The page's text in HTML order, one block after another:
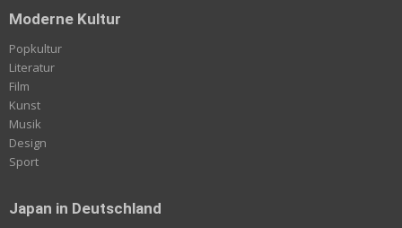
Moderne Kultur
Popkultur
Literatur
Film
Kunst
Musik
Design
Sport
Japan in Deutschland